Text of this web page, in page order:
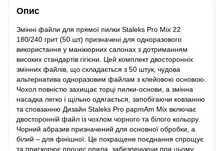
Опис
Змінні файли для прямої пилки Staleks Pro Mix 22
180/240 грит (50 шт) призначені для одноразового
використання у манікюрних салонах з дотриманням
високих стандартів гігієни. Цей комплект двосторонніх
змінних файлів, що складається з 50 штук, чудова
альтернатива одноразовим файлам з клейовою основою.
Чохол повністю захищає торці пилки-основи, а змінна
насадка легко і щільно одягається, запобігаючи ковзанню
та сповзанню Дизайн Staleks Pro papmAm Mix включає
двосторонній файл із чохлом чорного та білого кольору.
Чорний абразив призначений для основної обробки, а
білий – для фінішної. Це покращене поєднання спрощує
та прискорює процес опила, забезпечуючи при цьому